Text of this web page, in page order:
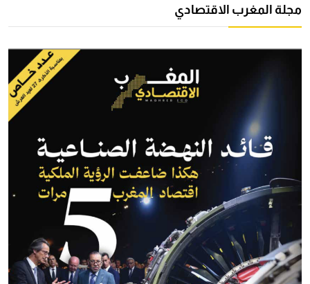
مجلة المغرب الاقتصادي